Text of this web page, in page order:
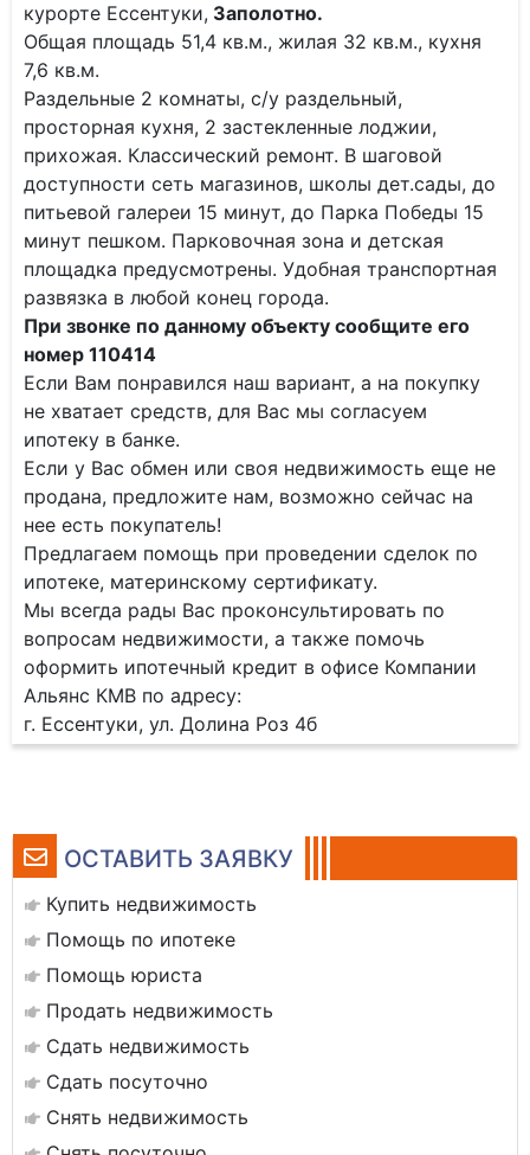
ОСТАВИТЬ ЗАЯВКУ
Купить недвижимость
Помощь по ипотеке
Помощь юриста
Продать недвижимость
Сдать недвижимость
Сдать посуточно
Снять недвижимость
курорте Ессентуки, Заполотно.
Общая площадь 51,4 кв.м., жилая 32 кв.м., кухня
7,6 кв.м.
Раздельные 2 комнаты, с/у раздельный,
просторная кухня, 2 застекленные лоджии,
прихожая. Классический ремонт. В шаговой
доступности сеть магазинов, школы дет.сады, до
питьевой галереи 15 минут, до Парка Победы 15
минут пешком. Парковочная зона и детская
площадка предусмотрены. Удобная транспортная
развязка в любой конец города.
При звонке по данному объекту сообщите его
номер 110414
Если Вам понравился наш вариант, а на покупку
не хватает средств, для Вас мы согласуем
ипотеку в банке.
Если у Вас обмен или своя недвижимость еще не
продана, предложите нам, возможно сейчас на
нее есть покупатель!
Предлагаем помощь при проведении сделок по
ипотеке, материнскому сертификату.
Мы всегда рады Вас проконсультировать по
вопросам недвижимости, а также помочь
оформить ипотечный кредит в офисе Компании
Альянс КМВ по адресу:
г. Ессентуки, ул. Долина Роз 4б